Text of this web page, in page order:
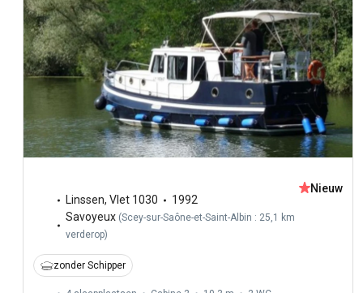
Linssen, Vlet 1030
1992
Savoyeux (Scey-sur-Saône-et-Saint-Albin : 25,1 km
verderop)
Nieuw
zonder Schipper